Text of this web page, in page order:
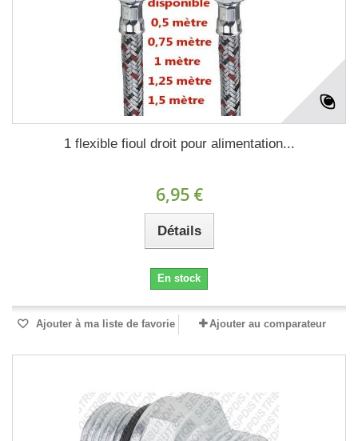
1 flexible fioul droit pour alimentation...
6,95 €
Détails
En stock
Ajouter à ma liste de favorie Ajouter au comparateur